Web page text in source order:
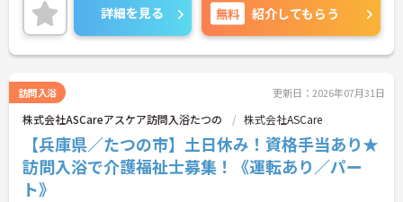
差し伸べてあげられるとてもやりがいのあるお仕事
です。ご興味ある方には、面接対策ポイントなど、
さらに詳細をお話しいたしますのでお気軽にご相談
ください！
詳細を見る 無料 紹介してもらう
訪問入浴 更新日：2026年07月31日
株式会社ASCareアスケア訪問入浴たつの 株式会社ASCare
【兵庫県／たつの市】土日休み！資格手当あり★
訪問入浴で介護福祉士募集！《運転あり／パー
ト》